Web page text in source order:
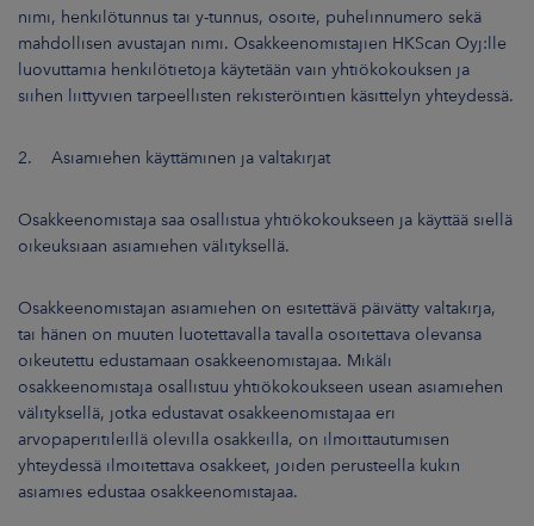
nimi, henkilötunnus tai y-tunnus, osoite, puhelinnumero sekä
mahdollisen avustajan nimi. Osakkeenomistajien HKScan Oyj:lle
luovuttamia henkilötietoja käytetään vain yhtiökokouksen ja
siihen liittyvien tarpeellisten rekisteröintien käsittelyn yhteydessä.
2. Asiamiehen käyttäminen ja valtakirjat
Osakkeenomistaja saa osallistua yhtiökokoukseen ja käyttää siellä
oikeuksiaan asiamiehen välityksellä.
Osakkeenomistajan asiamiehen on esitettävä päivätty valtakirja,
tai hänen on muuten luotettavalla tavalla osoitettava olevansa
oikeutettu edustamaan osakkeenomistajaa. Mikäli
osakkeenomistaja osallistuu yhtiökokoukseen usean asiamiehen
välityksellä, jotka edustavat osakkeenomistajaa eri
arvopaperitileillä olevilla osakkeilla, on ilmoittautumisen
yhteydessä ilmoitettava osakkeet, joiden perusteella kukin
asiamies edustaa osakkeenomistajaa.